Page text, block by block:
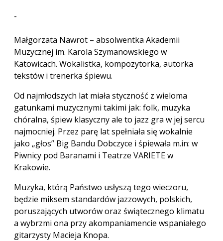
-
Małgorzata Nawrot – absolwentka Akademii
Muzycznej im. Karola Szymanowskiego w
Katowicach. Wokalistka, kompozytorka, autorka
tekstów i trenerka śpiewu.
Od najmłodszych lat miała styczność z wieloma
gatunkami muzycznymi takimi jak: folk, muzyka
chóralna, śpiew klasyczny ale to jazz gra w jej sercu
najmocniej. Przez parę lat spełniała się wokalnie
jako „głos” Big Bandu Dobczyce i śpiewała m.in: w
Piwnicy pod Baranami i Teatrze VARIETE w
Krakowie.
Muzyka, którą Państwo usłyszą tego wieczoru,
będzie miksem standardów jazzowych, polskich,
poruszających utworów oraz świątecznego klimatu
a wybrzmi ona przy akompaniamencie wspaniałego
gitarzysty Macieja Knopa.